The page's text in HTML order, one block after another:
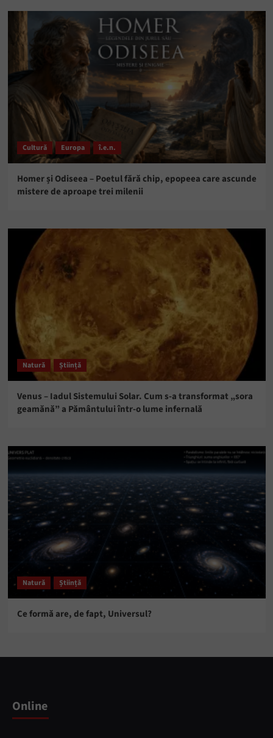
Cultură Europa î.e.n.
Homer și Odiseea – Poetul fără chip, epopeea care ascunde
mistere de aproape trei milenii
Natură Știință
Venus – Iadul Sistemului Solar. Cum s-a transformat „sora
geamănă” a Pământului într-o lume infernală
Natură Știință
Ce formă are, de fapt, Universul?
Online